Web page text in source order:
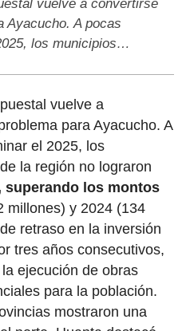
vuelve a convertirse
Ayacucho. A pocas
los municipios…
vuelve a
para Ayacucho. A
el 2025, los
la región no lograron
superando los montos
millones) y 2024 (134
retraso en la inversión
tres años consecutivos,
ejecución de obras
para la población.
mostraron una